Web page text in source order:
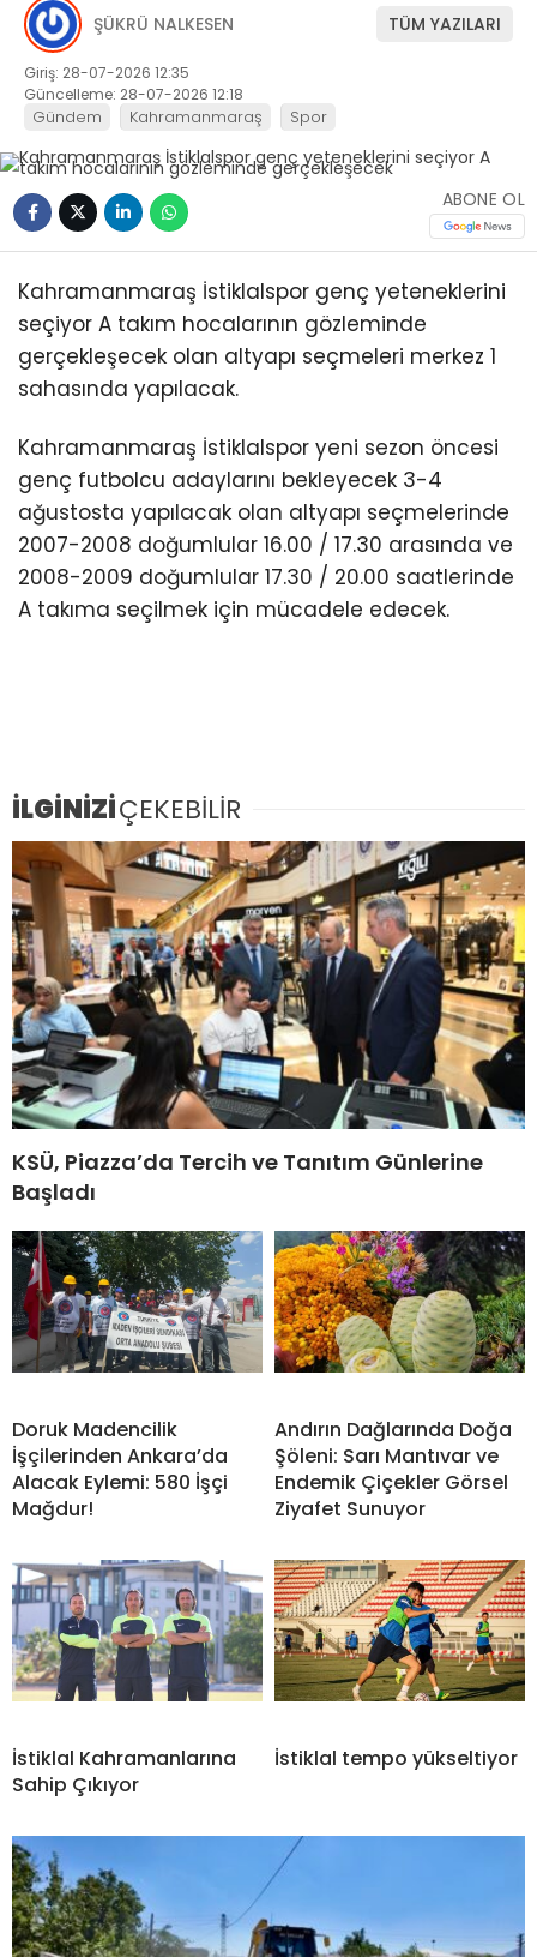
ŞÜKRÜ NALKESEN TÜM YAZILARI
Giriş: 28-07-2026 12:35
Güncelleme: 28-07-2026 12:18
Gündem Kahramanmaraş Spor
ABONE OL
Kahramanmaraş İstiklalspor genç yeteneklerini
seçiyor A takım hocalarının gözleminde
gerçekleşecek olan altyapı seçmeleri merkez 1
sahasında yapılacak.
Kahramanmaraş İstiklalspor yeni sezon öncesi
genç futbolcu adaylarını bekleyecek 3-4
ağustosta yapılacak olan altyapı seçmelerinde
2007-2008 doğumlular 16.00 / 17.30 arasında ve
2008-2009 doğumlular 17.30 / 20.00 saatlerinde
A takıma seçilmek için mücadele edecek.
İLGİNİZİÇEKEBİLİR
KSÜ, Piazza’da Tercih ve Tanıtım Günlerine
Başladı
Doruk Madencilik
İşçilerinden Ankara’da
Alacak Eylemi: 580 İşçi
Mağdur!
Andırın Dağlarında Doğa
Şöleni: Sarı Mantıvar ve
Endemik Çiçekler Görsel
Ziyafet Sunuyor
İstiklal Kahramanlarına
Sahip Çıkıyor
İstiklal tempo yükseltiyor